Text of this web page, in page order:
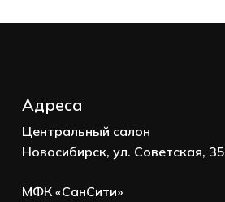
Адреса
Центральный салон
Новосибирск, ул. Советская, 35
МФК «СанСити»